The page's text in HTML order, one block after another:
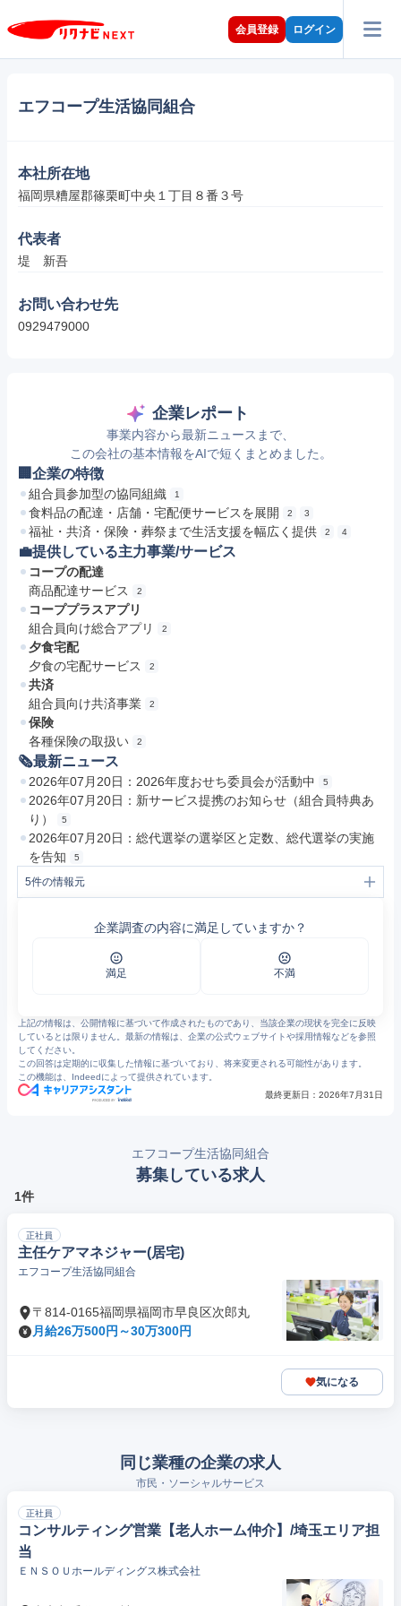
会員登録 ログイン
エフコープ生活協同組合
本社所在地
福岡県糟屋郡篠栗町中央１丁目８番３号
代表者
堤　新吾
お問い合わせ先
0929479000
企業レポート
事業内容から最新ニュースまで、
この会社の基本情報をAIで短くまとめました。
🏢企業の特徴
組合員参加型の協同組織 1
食料品の配達・店舗・宅配便サービスを展開 2 3
福祉・共済・保険・葬祭まで生活支援を幅広く提供 2 4
💼提供している主力事業/サービス
コープの配達
商品配達サービス
2
コーププラスアプリ
組合員向け総合アプリ
2
夕食宅配
夕食の宅配サービス
2
共済
組合員向け共済事業
2
保険
各種保険の取扱い
2
🗞最新ニュース
2026年07月20日：2026年度おせち委員会が活動中 5
2026年07月20日：新サービス提携のお知らせ（組合員特典あ
り）
5
2026年07月20日：総代選挙の選挙区と定数、総代選挙の実施
を告知
5
5件の情報元
お買い物・サービス｜エフコープ生活協同組合
お知らせ｜エフコープ生活協同組合
企業調査の内容に満足していますか？
満足 不満
上記の情報は、公開情報に基づいて作成されたものであり、当該企業の現状を完全に反映
しているとは限りません。最新の情報は、企業の公式ウェブサイトや採用情報などを参照
してください。
この回答は定期的に収集した情報に基づいており、将来変更される可能性があります。
この機能は、Indeedによって提供されています。
最終更新日： 2026年7月31日
エフコープ生活協同組合
募集している求人
1件
正社員
主任ケアマネジャー(居宅)
エフコープ生活協同組合
〒814-0165福岡県福岡市早良区次郎丸
月給26万500円～30万300円
気になる
同じ業種の企業の求人
市民・ソーシャルサービス
正社員
コンサルティング営業【老人ホーム仲介】/埼玉エリア担
当
ＥＮＳＯＵホールディングス株式会社